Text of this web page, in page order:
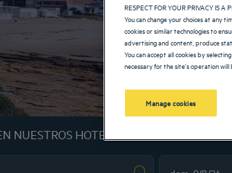
NUESTROS HOTELES GOLDEN TULIP
RESPECT FOR YOUR PRIVACY IS A
You can change your choices at any
cookies or similar technologies to
advertising and content, produce
You can accept all cookies by
necessary for the site's operation will
Manage cookies